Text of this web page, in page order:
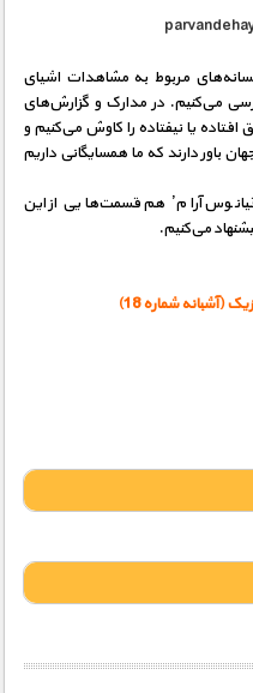
مربوط به مشاهدات اشیای
می‌كنیم. در مدارک و گزارش‌های
افتاده یا نیفتاده را کاوش می‌كنیم و
باور دارند که ما همسایگانی داریم
آرام’ هم قسمت‌هایی از این
می‌کنیم.
(آشبانه شماره 18)